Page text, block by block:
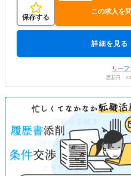
保存する
この求人を
詳細を見る
リー
更新日：